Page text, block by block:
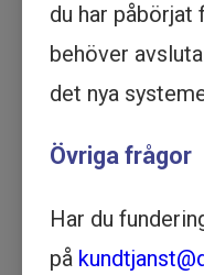
online
| HR OCH
Motsvarar ½ dag
du har påbörjat
behöver
det nya
Övriga frågor
Har du
på